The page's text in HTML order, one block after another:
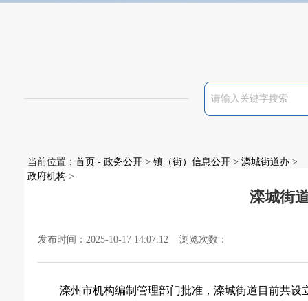
当前位置： 首页 - 政务公开 > 镇（街）信息公开 > 滦城街道办 >
政府机构 >
滦城街
发布时间：2025-10-17 14:07:12 浏览次数：
滦州市机构编制管理部门批准，滦城街道目前共